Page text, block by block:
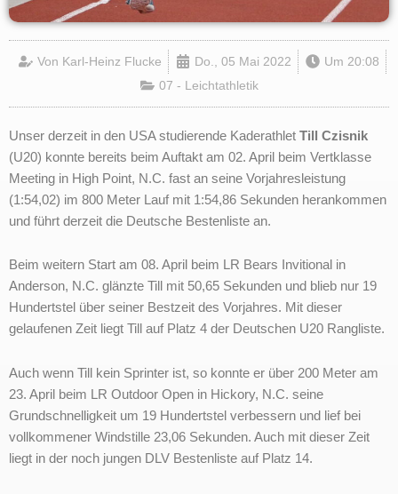
Von Karl-Heinz Flucke Do., 05 Mai 2022 Um 20:08
07 - Leichtathletik
Unser derzeit in den USA studierende Kaderathlet Till Czisnik
(U20) konnte bereits beim Auftakt am 02. April beim Vertklasse
Meeting in High Point, N.C. fast an seine Vorjahresleistung
(1:54,02) im 800 Meter Lauf mit 1:54,86 Sekunden herankommen
und führt derzeit die Deutsche Bestenliste an.
Beim weitern Start am 08. April beim LR Bears Invitional in
Anderson, N.C. glänzte Till mit 50,65 Sekunden und blieb nur 19
Hundertstel über seiner Bestzeit des Vorjahres. Mit dieser
gelaufenen Zeit liegt Till auf Platz 4 der Deutschen U20 Rangliste.
Auch wenn Till kein Sprinter ist, so konnte er über 200 Meter am
23. April beim LR Outdoor Open in Hickory, N.C. seine
Grundschnelligkeit um 19 Hundertstel verbessern und lief bei
vollkommener Windstille 23,06 Sekunden. Auch mit dieser Zeit
liegt in der noch jungen DLV Bestenliste auf Platz 14.